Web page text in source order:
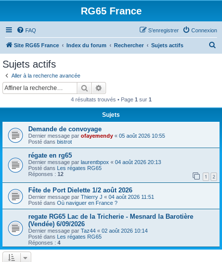
RG65 France
FAQ Connexion
S’enregistrer
Site RG65 France Index du forum Rechercher Sujets actifs
Sujets actifs
Aller à la recherche avancée
Rechercher
4 résultats trouvés • Page 1 sur 1
Sujets
Demande de convoyage
Dernier message par ofayemendy « 05 août 2026 10:55
Posté dans bistrot
régate en rg65
Dernier message par laurentbpox « 04 août 2026 20:13
Posté dans Les régates RG65
Réponses : 12 1 2
Fête de Port Dielette 1/2 août 2026
Dernier message par Thierry J « 04 août 2026 11:51
Posté dans Où naviguer en France ?
regate RG65 Lac de la Tricherie - Mesnard la Barotière
(Vendée) 6/09/2026
Dernier message par Taz44 « 02 août 2026 10:14
Posté dans Les régates RG65
Réponses : 4